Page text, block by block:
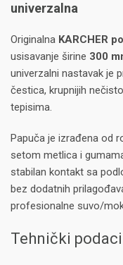
univerzalna
Originalna KARCHER
usisavanje širine 300
univerzalni nastavak je
čestica, krupnijih
tepisima.
Papuča je izrađena od
setom metlica i
stabilan kontakt sa
bez dodatnih
profesionalne suvo/
Tehnički podaci